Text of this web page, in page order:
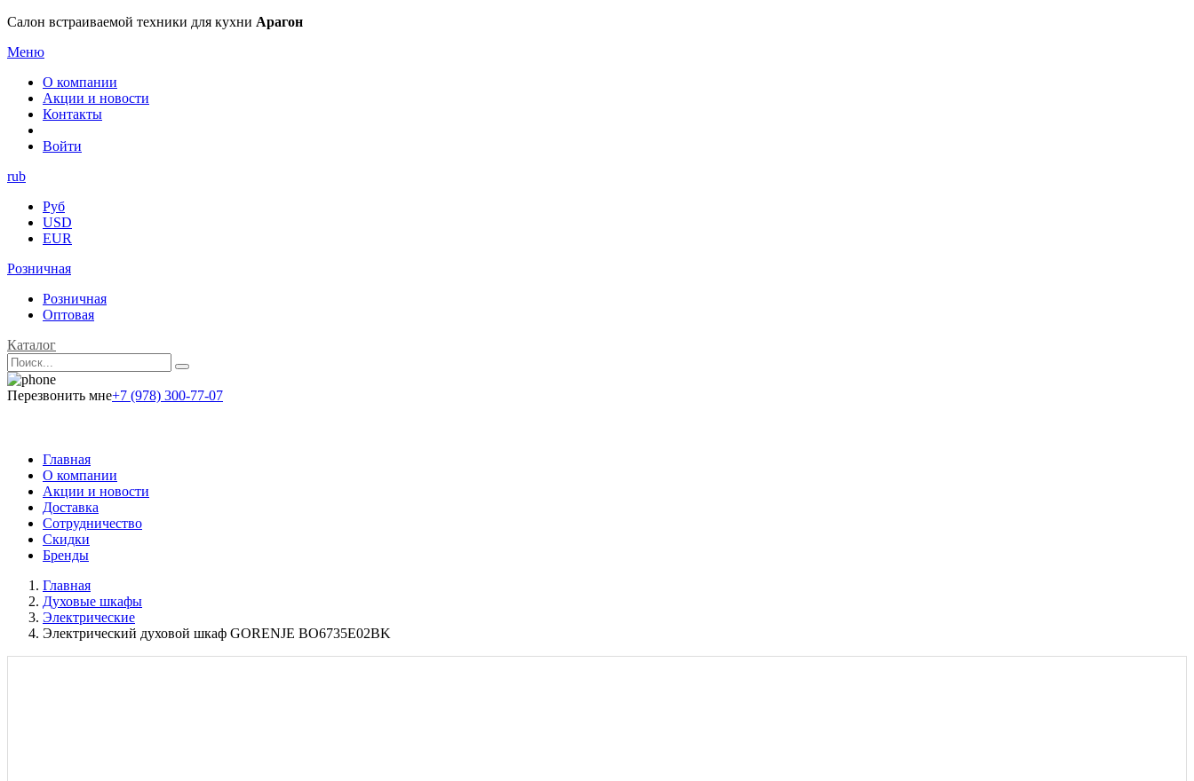
Салон встраиваемой техники для кухни Арагон
Меню
О компании
Акции и новости
Контакты
Войти
rub
Руб
USD
EUR
Розничная
Розничная
Оптовая
Каталог
Перезвонить мне+7 (978) 300-77-07
Главная
О компании
Акции и новости
Доставка
Сотрудничество
Скидки
Бренды
Главная
Духовые шкафы
Электрические
Электрический духовой шкаф GORENJE BO6735E02BK